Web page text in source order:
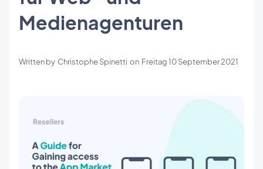
Medienagenturen
Written by Christophe Spinetti on Freitag 10 September 2021